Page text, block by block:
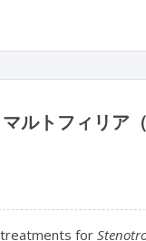
ルトフィリア（
treatments for